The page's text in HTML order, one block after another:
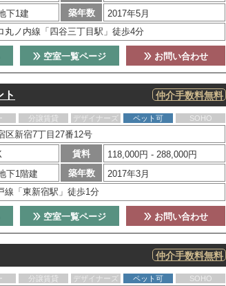
下1建 築年数
2017年5月
丸ノ内線「四谷三丁目駅」徒歩4分
お問い合わせ
空室一覧ページ
ト 仲介手数料無料
分譲賃貸 デザイナーズ ペット可 SOHO
区新宿7丁目27番12号
賃料
118,000円 - 288,000円
下1階建 築年数
2017年3月
線「東新宿駅」徒歩1分
お問い合わせ
空室一覧ページ
仲介手数料無料
分譲賃貸 デザイナーズ ペット可 SOHO